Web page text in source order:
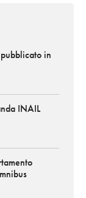
in
INAIL